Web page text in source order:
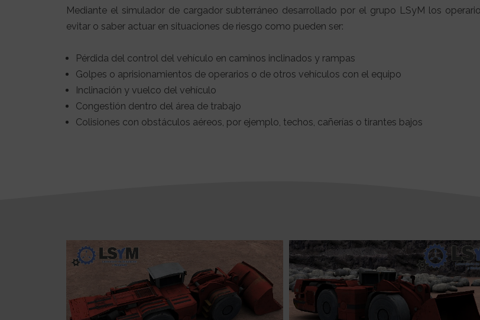
Mediante el simulador de cargador subterráneo desarrollado por el grupo LSyM los
evitar o saber actuar en situaciones de riesgo como pueden ser:
Pérdida del control del vehículo en caminos inclinados y rampas
Golpes o aprisionamientos de operarios o de otros vehículos con el equipo
Inclinación y vuelco del vehículo
Congestión dentro del área de trabajo
Colisiones con obstáculos aéreos, por ejemplo, techos, cañerías o tirantes bajos